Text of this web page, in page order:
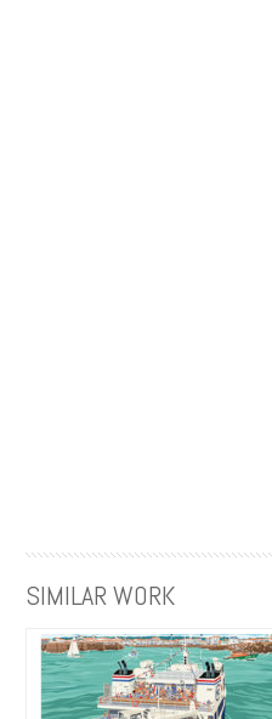
SIMILAR WORK